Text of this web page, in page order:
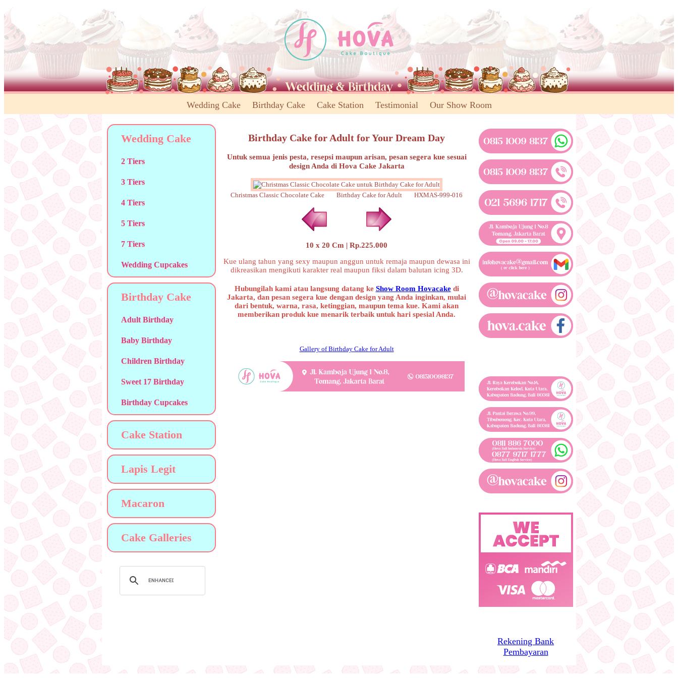
Wedding Cake Birthday Cake Cake Station Testimonial Our Show Room
Wedding Cake
2 Tiers
3 Tiers
4 Tiers
5 Tiers
7 Tiers
Wedding Cupcakes
Birthday Cake
Adult Birthday
Baby Birthday
Children Birthday
Sweet 17 Birthday
Birthday Cupcakes
Cake Station
Lapis Legit
Macaron
Cake Galleries
Birthday Cake for Adult for Your Dream Day
Untuk semua jenis pesta, resepsi maupun arisan, pesan segera kue sesuai
design Anda di Hova Cake Jakarta
Christmas Classic Chocolate Cake Birthday Cake for Adult HXMAS-999-016
10 x 20 Cm | Rp.225.000
Kue ulang tahun yang sexy maupun anggun untuk remaja maupun dewasa ini
dikreasikan mengikuti karakter real maupun fiksi dalam balutan icing 3D.
Hubungilah kami atau langsung datang ke Show Room Hovacakedi
Jakarta, dan pesan segera kue dengan design yang Anda inginkan, mulai
dari bentuk, warna, rasa, ketinggian, maupun tema kue. Kami akan
memberikan produk kue menarik terbaik untuk hari spesial Anda.
Gallery of Birthday Cake for Adult
Rekening Bank
Pembayaran